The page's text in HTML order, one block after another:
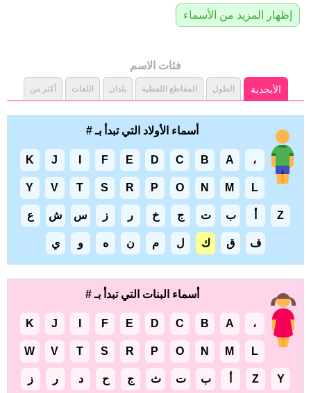
إظهار المزيد من الأسماء
فئات الاسم
الأبجدية الطول المقاطع اللفظية بلدان اللغات أكثر من
أسماء الأولاد التي تبدأ بـ #
، A
B
C
D
E
F
J
K
L
M
N
O
P
R
S
T
V
Y
Z ب ت ج خ ر ز س ش ع
ف ق ك ل م ن ه و ي
أسماء البنات التي تبدأ بـ #
، A
B
C
D
E
F
J
K
L
M
N
O
P
R
S
T
V
W
Y
Z ب ت ث ج ح د ر ز